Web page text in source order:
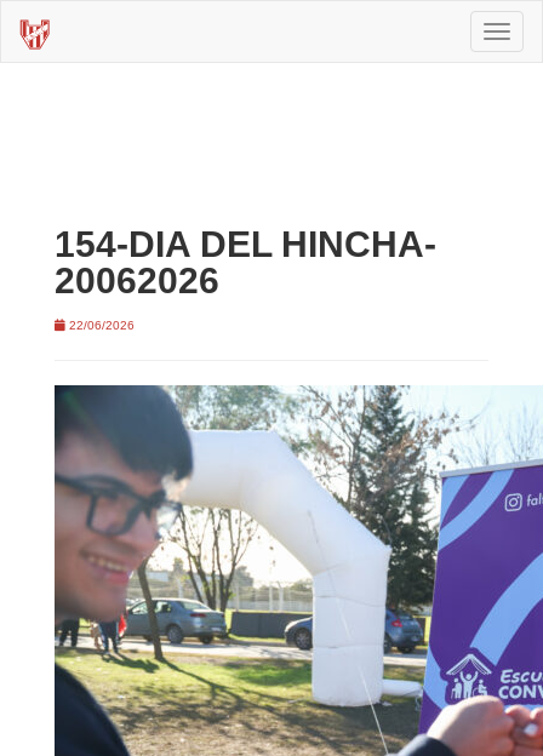
154-DIA DEL HINCHA-
20062026
22/06/2026